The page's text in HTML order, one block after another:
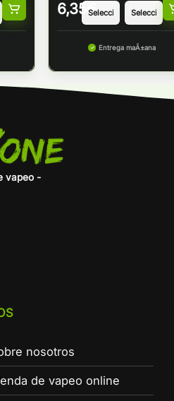
6,35 €
Entrega maÃ±ana
vapeo -
nosotros
de vapeo online